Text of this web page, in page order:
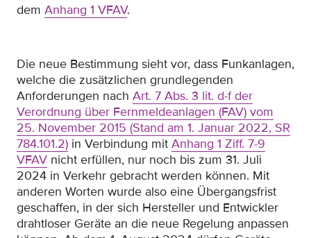
dem Anhang 1 VFAV.
Die neue Bestimmung sieht vor, dass Funkanlagen,
welche die zusätzlichen grundlegenden
Anforderungen nach Art. 7 Abs. 3 lit. d-f der
Verordnung über Fernmeldeanlagen (FAV) vom
25. November 2015 (Stand am 1. Januar 2022, SR
784.101.2) in Verbindung mit Anhang 1 Ziff. 7-9
VFAV nicht erfüllen, nur noch bis zum 31. Juli
2024 in Verkehr gebracht werden können. Mit
anderen Worten wurde also eine Übergangsfrist
geschaffen, in der sich Hersteller und Entwickler
drahtloser Geräte an die neue Regelung anpassen